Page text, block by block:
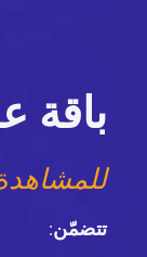
باقة
تتضمّن: